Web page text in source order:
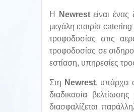
H Newrestείναι
μεγάλη εταιρία
τροφοδοσίας στις
τροφοδοσίας σε
εστίαση, υπηρεσίες
Στη Newrest, υπάρχει
διαδικασία
διασφαλίζεται